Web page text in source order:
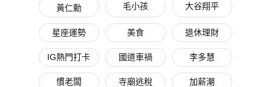
黃仁勳 毛小孩 大谷翔平
星座運勢 美食 退休理財
IG熱門打卡 國道車禍 李多慧
慣老闆 寺廟逃稅 加薪潮